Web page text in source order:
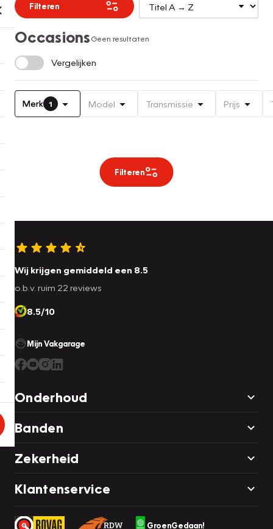
Filteren
OccasionsGeen resultaten
Vergelijken
Merk 1 Model Transmissie Prijs
Filteren
Wij krijgen gemiddeld een 8.5
o.b.v. ruim 22 reviews
8.5/10
Mijn Vakgarage
Onderhoud
Banden
Zekerheid
Klantenservice
GroenGedaan!